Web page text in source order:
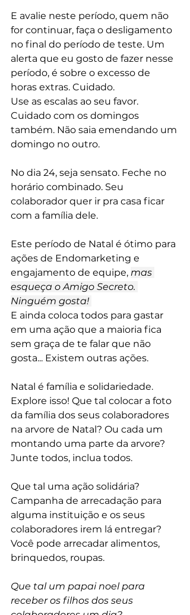
E avalie neste período, quem não
for continuar, faça o desligamento
no final do período de teste. Um
alerta que eu gosto de fazer nesse
período, é sobre o excesso de
horas extras. Cuidado.
Use as escalas ao seu favor.
Cuidado com os domingos
também. Não saia emendando um
domingo no outro.
No dia 24, seja sensato. Feche no
horário combinado. Seu
colaborador quer ir pra casa ficar
com a família dele.
Este período de Natal é ótimo para
ações de Endomarketing e
engajamento de equipe, mas
esqueça o Amigo Secreto.
Ninguém gosta!
E ainda coloca todos para gastar
em uma ação que a maioria fica
sem graça de te falar que não
gosta... Existem outras ações.
Natal é família e solidariedade.
Explore isso! Que tal colocar a foto
da família dos seus colaboradores
na arvore de Natal? Ou cada um
montando uma parte da arvore?
Junte todos, inclua todos.
Que tal uma ação solidária?
Campanha de arrecadação para
alguma instituição e os seus
colaboradores irem lá entregar?
Você pode arrecadar alimentos,
brinquedos, roupas.
Que tal um papai noel para
receber os filhos dos seus